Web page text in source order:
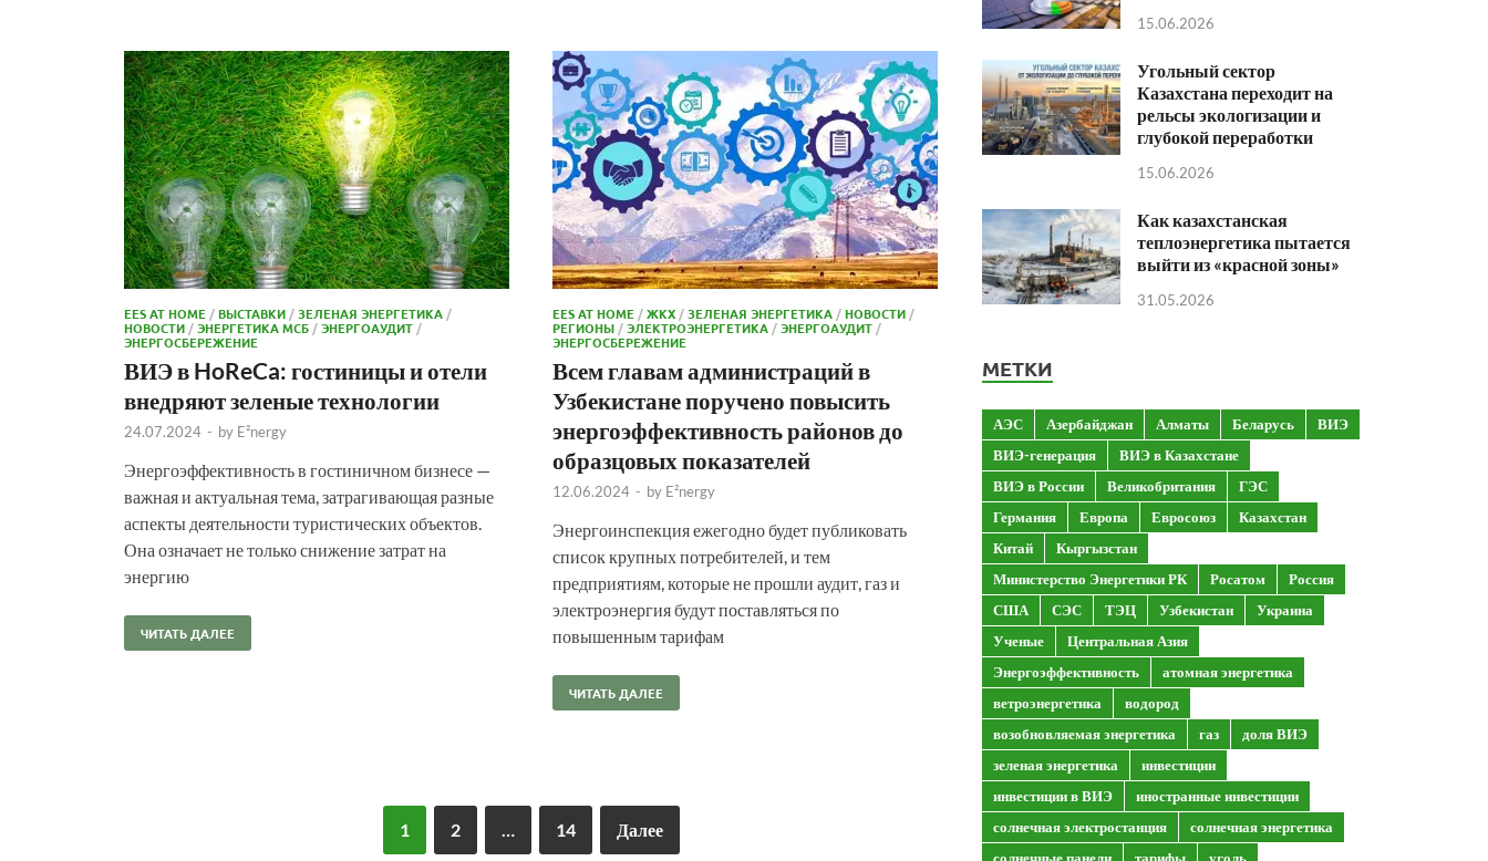
EES AT HOME /ВЫСТАВКИ /ЗЕЛЕНАЯ ЭНЕРГЕТИКА /
НОВОСТИ /ЭНЕРГЕТИКА МСБ /ЭНЕРГОАУДИТ /
ЭНЕРГОСБЕРЕЖЕНИЕ
ВИЭ в HoReCa: гостиницы и отели
внедряют зеленые технологии
24.07.2024 - by E²nergy
Энергоэффективность в гостиничном бизнесе —
важная и актуальная тема, затрагивающая разные
аспекты деятельности туристических объектов.
Она означает не только снижение затрат на
энергию
ЧИТАТЬ ДАЛЕЕ
EES AT HOME /ЖКХ /ЗЕЛЕНАЯ ЭНЕРГЕТИКА /НОВОСТИ /
РЕГИОНЫ /ЭЛЕКТРОЭНЕРГЕТИКА /ЭНЕРГОАУДИТ /
ЭНЕРГОСБЕРЕЖЕНИЕ
Всем главам администраций в
Узбекистане поручено повысить
энергоэффективность районов до
образцовых показателей
12.06.2024 - by E²nergy
Энергоинспекция ежегодно будет публиковать
список крупных потребителей, и тем
предприятиям, которые не прошли аудит, газ и
электроэнергия будут поставляться по
повышенным тарифам
ЧИТАТЬ ДАЛЕЕ
1 2 14 Далее
15.06.2026
Угольный сектор
Казахстана переходит на
рельсы экологизации и
глубокой переработки
15.06.2026
Как казахстанская
теплоэнергетика пытается
выйти из «красной зоны»
31.05.2026
МЕТКИ
АЭС Азербайджан Алматы Беларусь
ВИЭ
ВИЭ-генерация
ВИЭ в Казахстане
ВИЭ в России
Великобритания
ГЭС
Германия
Европа Евросоюз
Казахстан
Китай
Кыргызстан
Министерство Энергетики РК
Росатом
Россия
США
СЭС ТЭЦ Узбекистан
Украина
Ученые
Центральная Азия
Энергоэффективность
атомная энергетика
ветроэнергетика
водород
возобновляемая энергетика
газ
доля ВИЭ
зеленая энергетика
инвестиции
инвестиции в ВИЭ
иностранные инвестиции
солнечная электростанция
солнечная энергетика
солнечные панели
тарифы уголь